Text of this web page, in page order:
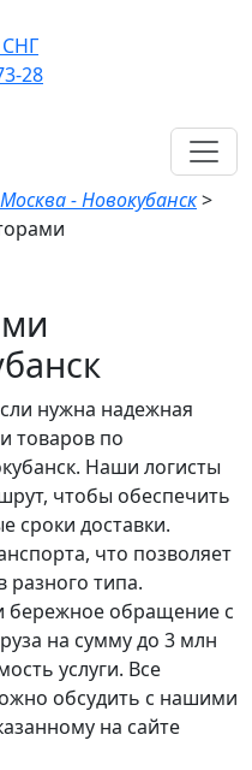
СНГ
28
- Новокубанск>
нужна надежная
товаров по
Наши логисты
чтобы обеспечить
сроки доставки.
что позволяет
разного типа.
бережное обращение с
на сумму до 3 млн
услуги. Все
обсудить с нашими
на сайте